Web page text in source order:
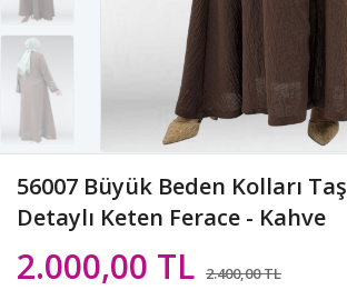
56007 Büyük Beden Kolları Taş
Detaylı Keten Ferace - Kahve
2.000,00 TL 2.400,00 TL